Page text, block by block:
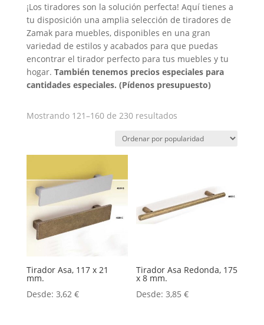
¡Los tiradores son la solución perfecta! Aquí tienes a
tu disposición una amplia selección de tiradores de
Zamak para muebles, disponibles en una gran
variedad de estilos y acabados para que puedas
encontrar el tirador perfecto para tus muebles y tu
hogar. También tenemos precios especiales para
cantidades especiales. (Pídenos presupuesto)
Mostrando 121–160 de 230 resultadosOrdenado
popularidad
Tirador Asa, 117 x 21
mm.
Desde: 3,62 €
Tirador Asa Redonda, 175
x 8 mm.
Desde:3,85€